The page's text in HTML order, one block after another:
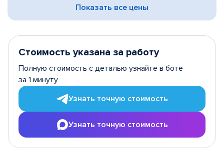
Показать все цены
Стоимость указана за работу
Полную стоимость с деталью узнайте в боте
за 1 минуту
Узнать точную стоимость
Узнать точную стоимость